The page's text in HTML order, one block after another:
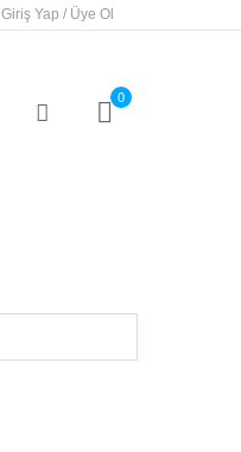
Giriş Yap / Üye Ol
0